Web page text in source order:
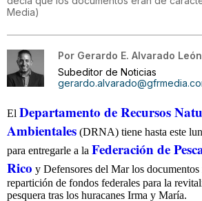
Media)
Por Gerardo E. Alvarado León
Subeditor de Noticias
El Departamento de Recursos
Ambientales (DRNA) tiene hasta este
para entregarle a la Federación de
Rico y Defensores del Mar los
repartición de fondos federales para la
pesquera tras los huracanes Irma y María.